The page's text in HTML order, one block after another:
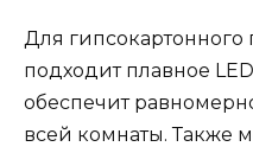
Для гипсокартонного
подходит плавное
обеспечит
всей комнаты. Также